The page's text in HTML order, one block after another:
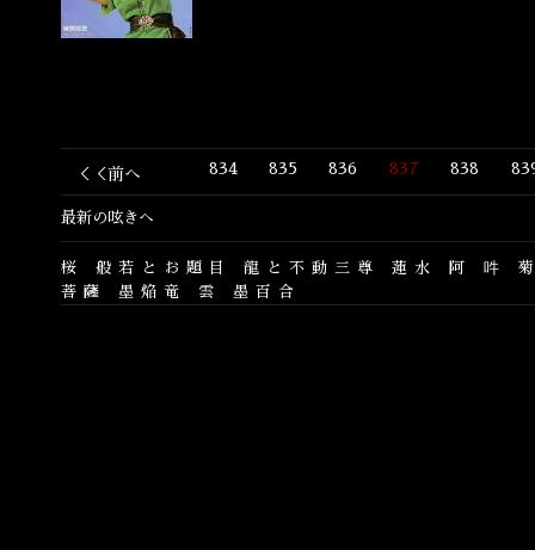
＜＜前へ 834 835 836 837 838
最新の呟きへ
桜 般若とお題目 龍と不動三尊 蓮水 阿 吽
菩薩
墨焔竜 雲 墨百合